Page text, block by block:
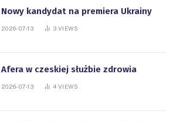
Nowy kandydat na premiera Ukrainy
2026-07-13 3 VIEWS
Afera w czeskiej służbie zdrowia
2026-07-13 4 VIEWS